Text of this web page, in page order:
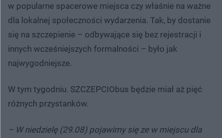
w popularne spacerowe miejsca czy właśnie na ważne
dla lokalnej społeczności wydarzenia. Tak, by dostanie
się na szczepienie – odbywające się bez rejestracji i
innych wcześniejszych formalności – było jak
najwygodniejsze.
W tym tygodniu. SZCZEPCIObus będzie miał aż pięć
różnych przystanków.
– W niedzielę (29.08) pojawimy się ze w miejscu dla